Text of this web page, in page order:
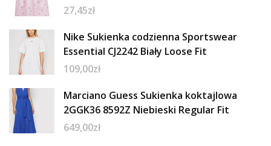
27,45zł
Nike Sukienka codzienna Sportswear
Essential CJ2242 Biały Loose Fit
109,00zł
Marciano Guess Sukienka koktajlowa
2GGK36 8592Z Niebieski Regular Fit
649,00zł